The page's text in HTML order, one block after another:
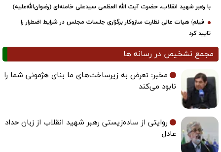
با رهبر شهید انقلاب، حضرت آیت‌ الله العظمی سیدعلی خامنه‌ای (رضوان‌الله‌علیه)
فیلم/ هیات عالی نظارت سازوکار برگزاری جلسات مجلس در شرایط اضطرار را
تایید کرد
مجمع تشخیص در رسانه ها
مخبر: تعرض به زیرساخت‌های ما بنای هژمونی شما را
نابود می‌کند
روایتی از ساده‌زیستی رهبر شهید انقلاب از زبان حداد
عادل